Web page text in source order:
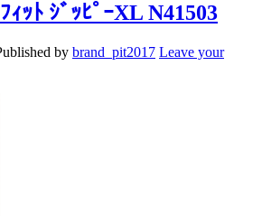
ｨｯﾄ ｼﾞｯﾋﾟｰXL N41503
by brand_pit2017 Leave your